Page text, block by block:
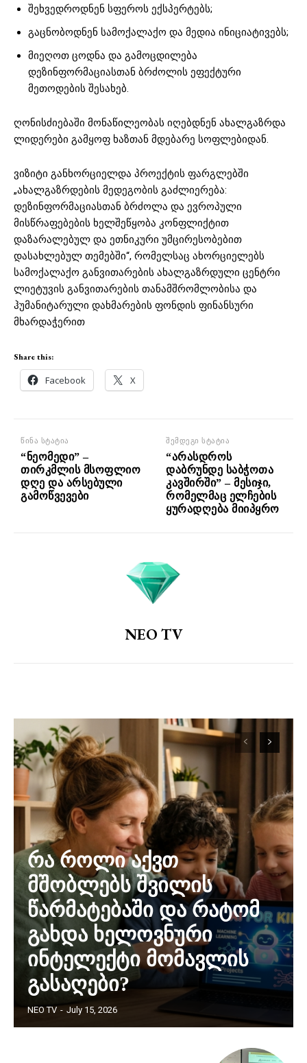
შეხვედროდნენ სფეროს ექსპერტებს;
გაცნობოდნენ სამოქალაქო და მედია ინიციატივებს;
მიეღოთ ცოდნა და გამოცდილება
დეზინფორმაციასთან ბრძოლის ეფექტური
მეთოდების შესახებ.
ღონისძიებაში მონაწილეობას იღებდნენ ახალგაზრდა
ლიდერები გამყოფ ხაზთან მდებარე სოფლებიდან.
ვიზიტი განხორციელდა პროექტის ფარგლებში
„ახალგაზრდების მედეგობის გაძლიერება:
დეზინფორმაციასთან ბრძოლა და ევროპული
მისწრაფებების ხელშეწყობა კონფლიქტით
დაზარალებულ და ეთნიკური უმცირესობებით
დასახლებულ თემებში“, რომელსაც ახორციელებს
სამოქალაქო განვითარების ახალგაზრდული ცენტრი
ლიეტუვის განვითარების თანამშრომლობისა და
ჰუმანიტარული დახმარების ფონდის ფინანსური
მხარდაჭერით
Share this:
Facebook X
წინა სტატია
“ნეომედი” –
თირკმლის მსოფლიო
დღე და არსებული
გამოწვევები
შემდეგი სტატია
“არასდროს
დაბრუნდე საბჭოთა
კავშირში” – მესიჯი,
რომელმაც ელჩების
ყურადღება მიიპყრო
NEO TV
რა როლი აქვთ
მშობლებს შვილის
წარმატებაში და რატომ
გახდა ხელოვნური
ინტელექტი მომავლის
გასაღები?
NEO TV - July 15, 2026